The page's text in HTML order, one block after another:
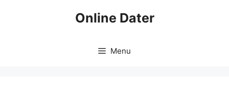
Online Dater
Menu